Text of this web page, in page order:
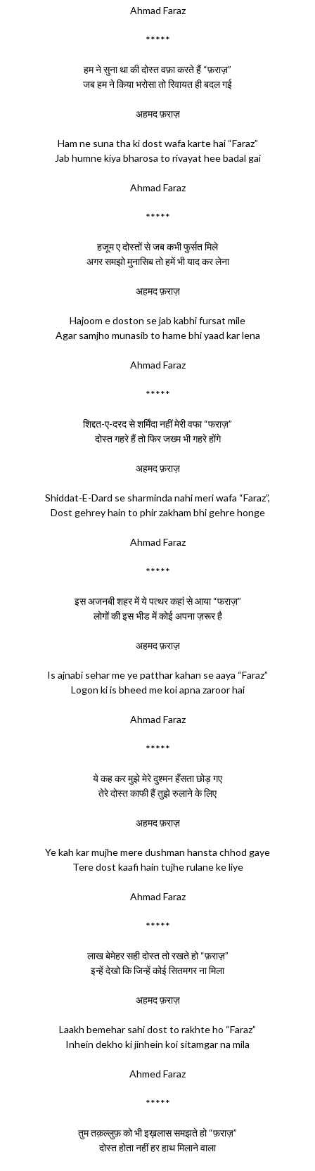
Ahmad Faraz
*****
हम ने सुना था की दोस्त वफ़ा करते हैं “फ़राज़”
जब हम ने किया भरोसा तो रिवायत ही बदल गई
अहमद फ़राज़
Ham ne suna tha ki dost wafa karte hai “Faraz”
Jab humne kiya bharosa to rivayat hee badal gai
Ahmad Faraz
*****
हजूम ए दोस्तों से जब कभी फुर्सत मिले
अगर समझो मुनासिब तो हमें भी याद कर लेना
अहमद फ़राज़
Hajoom e doston se jab kabhi fursat mile
Agar samjho munasib to hame bhi yaad kar lena
Ahmad Faraz
*****
शिद्दत-ए-दरद से शर्मिंदा नहीं मेरी वफा “फराज़”
दोस्त गहरे हैं तो फिर जख्म भी गहरे होंगे
अहमद फ़राज़
Shiddat-E-Dard se sharminda nahi meri wafa “Faraz”,
Dost gehrey hain to phir zakham bhi gehre honge
Ahmad Faraz
*****
इस अजनबी शहर में ये पत्थर कहां से आया “फराज़”
लोगों की इस भीड में कोई अपना ज़रूर है
अहमद फ़राज़
Is ajnabi sehar me ye patthar kahan se aaya “Faraz”
Logon ki is bheed me koi apna zaroor hai
Ahmad Faraz
*****
ये कह कर मुझे मेरे दुश्मन हँसता छोड़ गए
तेरे दोस्त काफी हैं तुझे रुलाने के लिए
अहमद फ़राज़
Ye kah kar mujhe mere dushman hansta chhod gaye
Tere dost kaafi hain tujhe rulane ke liye
Ahmad Faraz
*****
लाख बेमेहर सही दोस्त तो रखते हो “फ़राज़”
इन्हें देखो कि जिन्हें कोई सितमगर ना मिला
अहमद फ़राज़
Laakh bemehar sahi dost to rakhte ho “Faraz”
Inhein dekho ki jinhein koi sitamgar na mila
Ahmed Faraz
*****
तुम तक़ल्लुफ़ को भी इख़लास समझते हो “फ़राज़”
दोस्त होता नहीं हर हाथ मिलाने वाला